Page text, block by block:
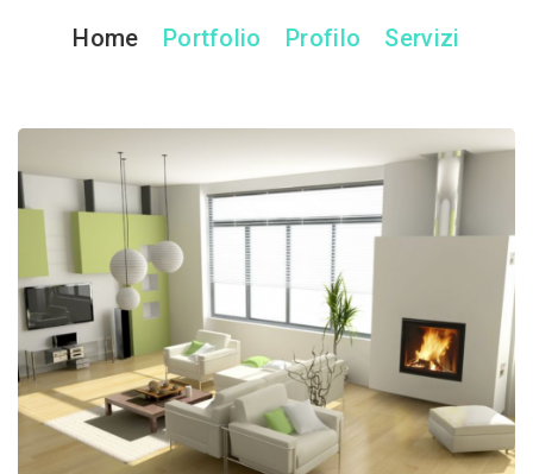
Home Portfolio Profilo Servizi